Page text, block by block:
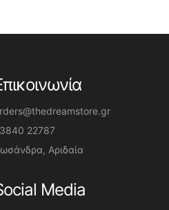
22787
Αριδαία
Media